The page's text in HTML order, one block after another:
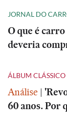
JORNAL DO
O que é
deveria
ÁLBUM CLÁSSICO
Análise |
60 anos. Por